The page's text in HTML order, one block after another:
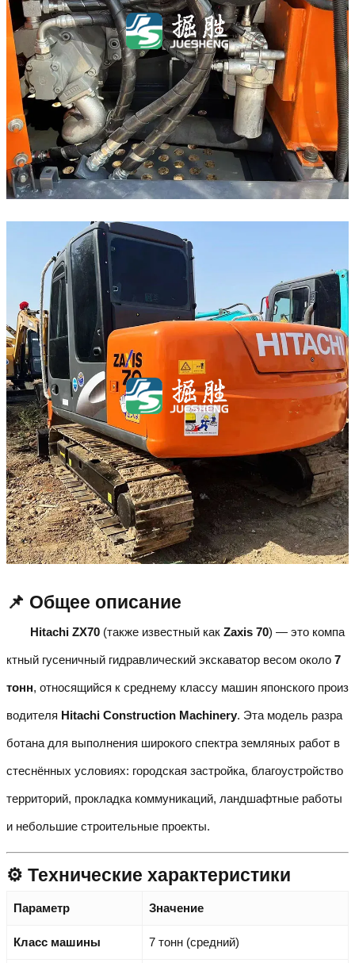
📌 Общее описание
Hitachi ZX70 (также известный как Zaxis 70) — это компа
ктный гусеничный гидравлический экскаватор весом около 7
тонн, относящийся к среднему классу машин японского произ
водителя Hitachi Construction Machinery. Эта модель разра
ботана для выполнения широкого спектра земляных работ в
стеснённых условиях: городская застройка, благоустройство
территорий, прокладка коммуникаций, ландшафтные работы
и небольшие строительные проекты.
⚙️ Технические характеристики
Параметр Значение
Класс машины 7 тонн (средний)